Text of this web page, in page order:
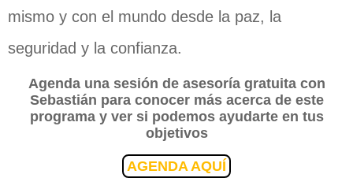
mismo y con el mundo desde la paz, la
seguridad y la confianza.
Agenda una sesión de asesoría gratuita con
Sebastián para conocer más acerca de este
programa y ver si podemos ayudarte en tus
objetivos
AGENDA AQUÍ